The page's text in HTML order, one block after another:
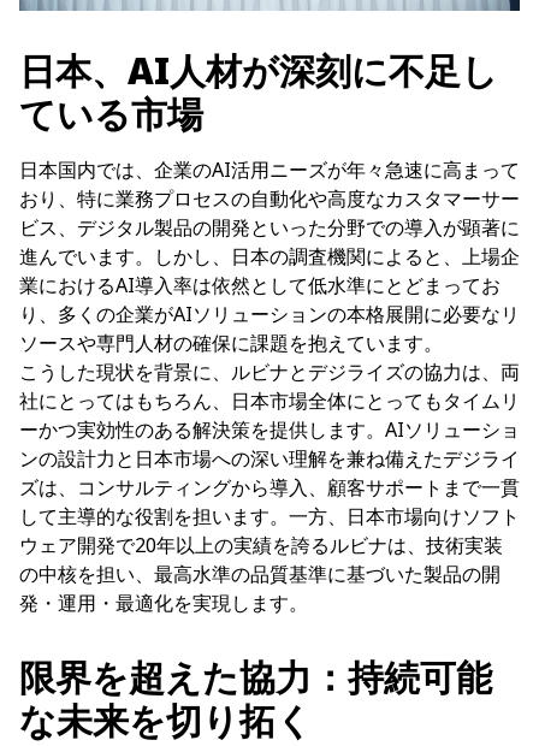
日本、AI人材が深刻に不足し
ている市場
日本国内では、企業のAI活用ニーズが年々急速に高まって
おり、特に業務プロセスの自動化や高度なカスタマーサー
ビス、デジタル製品の開発といった分野での導入が顕著に
進んでいます。しかし、日本の調査機関によると、上場企
業におけるAI導入率は依然として低水準にとどまってお
り、多くの企業がAIソリューションの本格展開に必要なリ
ソースや専門人材の確保に課題を抱えています。
こうした現状を背景に、ルビナとデジライズの協力は、両
社にとってはもちろん、日本市場全体にとってもタイムリ
ーかつ実効性のある解決策を提供します。AIソリューショ
ンの設計力と日本市場への深い理解を兼ね備えたデジライ
ズは、コンサルティングから導入、顧客サポートまで一貫
して主導的な役割を担います。一方、日本市場向けソフト
ウェア開発で20年以上の実績を誇るルビナは、技術実装
の中核を担い、最高水準の品質基準に基づいた製品の開
発・運用・最適化を実現します。
限界を超えた協力：持続可能
な未来を切り拓く